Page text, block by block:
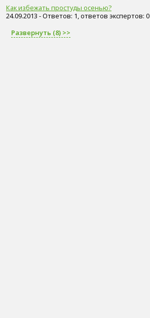
Как избежать простуды осенью?
24.09.2013 - Ответов: 1, ответов экспертов: 0
Развернуть (8) >>